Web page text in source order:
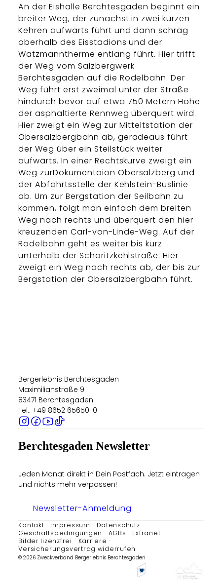
An der Eishalle Berchtesgaden beginnt ein
breiter Weg, der zunächst in zwei kurzen
Kehren aufwärts führt und dann schräg
oberhalb des Eisstadions und der
Watzmanntherme entlang führt. Hier trifft
der Weg vom Salzbergwerk
Berchtesgaden auf die Rodelbahn. Der
Weg führt erst zweimal unter der Straße
hindurch bevor auf etwa 750 Metern Höhe
der asphaltierte Rennweg überquert wird.
Hier zweigt ein Weg zur Mitteltstation der
Obersalzbergbahn ab, geradeaus führt
der Weg über ein Steilstück weiter
aufwärts. In einer Rechtskurve zweigt ein
Weg zurDokumentaion Obersalzberg und
der Abfahrtsstelle der Kehlstein-Buslinie
ab. Um zur Bergstation der Seilbahn zu
kommen, folgt man einfach dem breiten
Weg nach rechts und überquert den hier
kreuzenden Carl-von-Linde-Weg. Auf der
Rodelbahn geht es weiter bis kurz
unterhalb der Scharitzkehlstraße: Hier
zweigt ein Weg nach rechts ab, der bis zur
Bergstation der Obersalzbergbahn führt.
Bergerlebnis Berchtesgaden
Maximilianstraße 9
83471 Berchtesgaden
Tel.: +49 8652 65650-0
Berchtesgaden Newsletter
Jeden Monat direkt in Dein Postfach. Jetzt eintragen
und nichts mehr verpassen!
Newsletter-Anmeldung
Kontakt Impressum
Datenschutz
Geschäftsbedingungen
AGBs
Extranet
Bilder lizenzfrei
Karriere
Versicherungsvertrag widerrufen
© 2026 Zweckverband Bergerlebnis Berchtesgaden